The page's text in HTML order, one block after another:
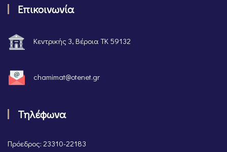
Επικοινωνία
Κεντρικής 3, Βέροια ΤΚ 59132
chamimat@otenet.gr
Τηλέφωνα
Πρόεδρος: 23310-22183